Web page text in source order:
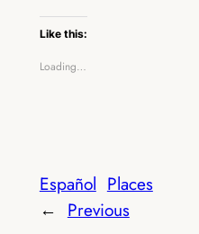
Like this:
Loading…
Español Places
← Previous